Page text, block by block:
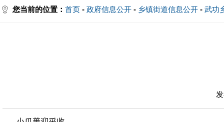
您当前的位置： 首页 - 政府信息公开 - 乡镇街道信息公开 - 武功